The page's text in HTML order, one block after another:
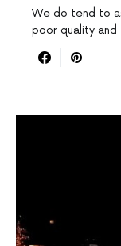
We do tend to
poor quality and